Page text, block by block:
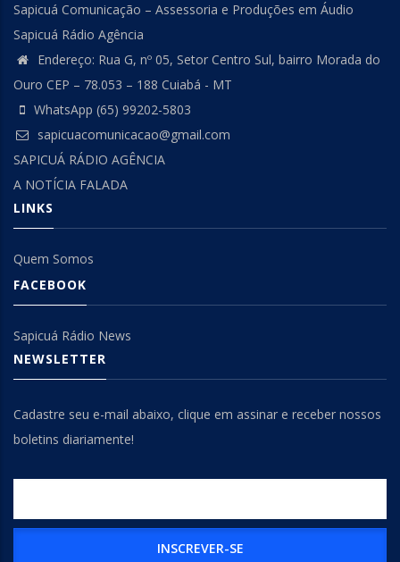
Sapicuá Comunicação – Assessoria e Produções em Áudio
Sapicuá Rádio Agência
Endereço: Rua G, nº 05, Setor Centro Sul, bairro Morada do
Ouro CEP – 78.053 – 188 Cuiabá - MT
WhatsApp (65) 99202-5803
sapicuacomunicacao@gmail.com
SAPICUÁ RÁDIO AGÊNCIA
A NOTÍCIA FALADA
LINKS
Quem Somos
FACEBOOK
Sapicuá Rádio News
NEWSLETTER
Cadastre seu e-mail abaixo, clique em assinar e receber nossos
boletins diariamente!